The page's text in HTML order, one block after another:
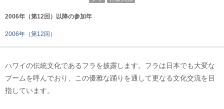
2006年（第12回）以降の参加年
2006年（第12回）
ハワイの伝統文化であるフラを披露します。フラは日本でも大変な
ブームを呼んでおり、この優雅な踊りを通して更なる文化交流を目
指しています。